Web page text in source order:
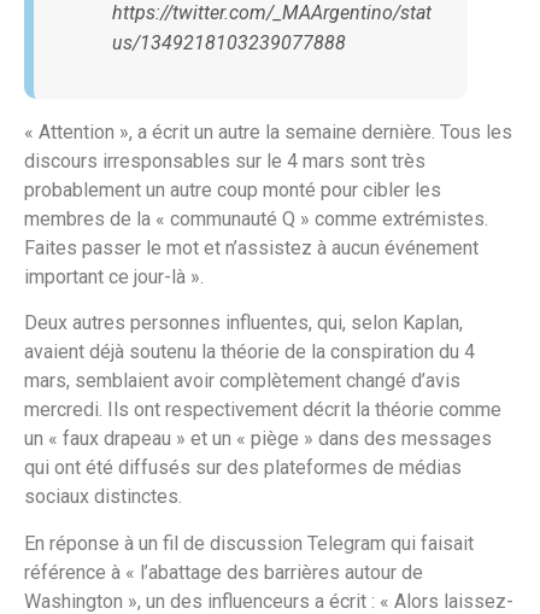
https://twitter.com/_MAArgentino/stat
us/1349218103239077888
« Attention », a écrit un autre la semaine dernière. Tous les
discours irresponsables sur le 4 mars sont très
probablement un autre coup monté pour cibler les
membres de la « communauté Q » comme extrémistes.
Faites passer le mot et n’assistez à aucun événement
important ce jour-là ».
Deux autres personnes influentes, qui, selon Kaplan,
avaient déjà soutenu la théorie de la conspiration du 4
mars, semblaient avoir complètement changé d’avis
mercredi. Ils ont respectivement décrit la théorie comme
un « faux drapeau » et un « piège » dans des messages
qui ont été diffusés sur des plateformes de médias
sociaux distinctes.
En réponse à un fil de discussion Telegram qui faisait
référence à « l’abattage des barrières autour de
Washington », un des influenceurs a écrit : « Alors laissez-